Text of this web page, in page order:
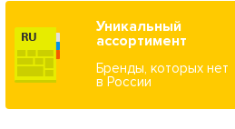
Уникальный
ассортимент
Бренды, которых нет
в России